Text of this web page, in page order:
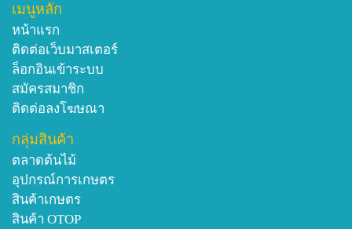
เมนูหลัก
หน้าแรก
ติดต่อเว็บมาสเตอร์
ล็อกอินเข้าระบบ
สมัครสมาชิก
ติดต่อลงโฆษณา
กลุ่มสินค้า
ตลาดต้นไม้
อุปกรณ์การเกษตร
สินค้าเกษตร
สินค้า OTOP